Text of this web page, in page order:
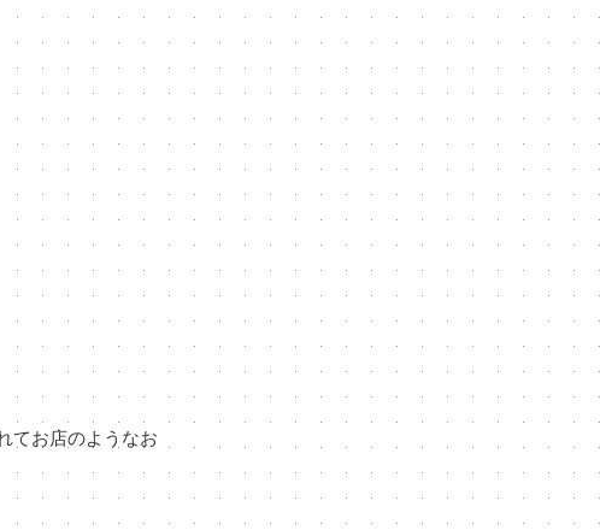
てお店のようなお